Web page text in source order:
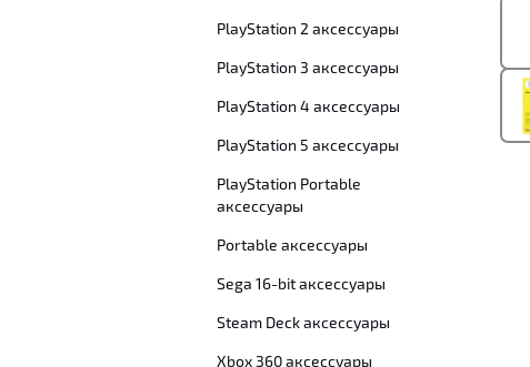
PlayStation 2 аксессуары
PlayStation 3 аксессуары
PlayStation 4 аксессуары
PlayStation 5 аксессуары
PlayStation Portable
аксессуары
Portable аксессуары
Sega 16-bit аксессуары
Steam Deck аксессуары
Xbox 360 аксессуары